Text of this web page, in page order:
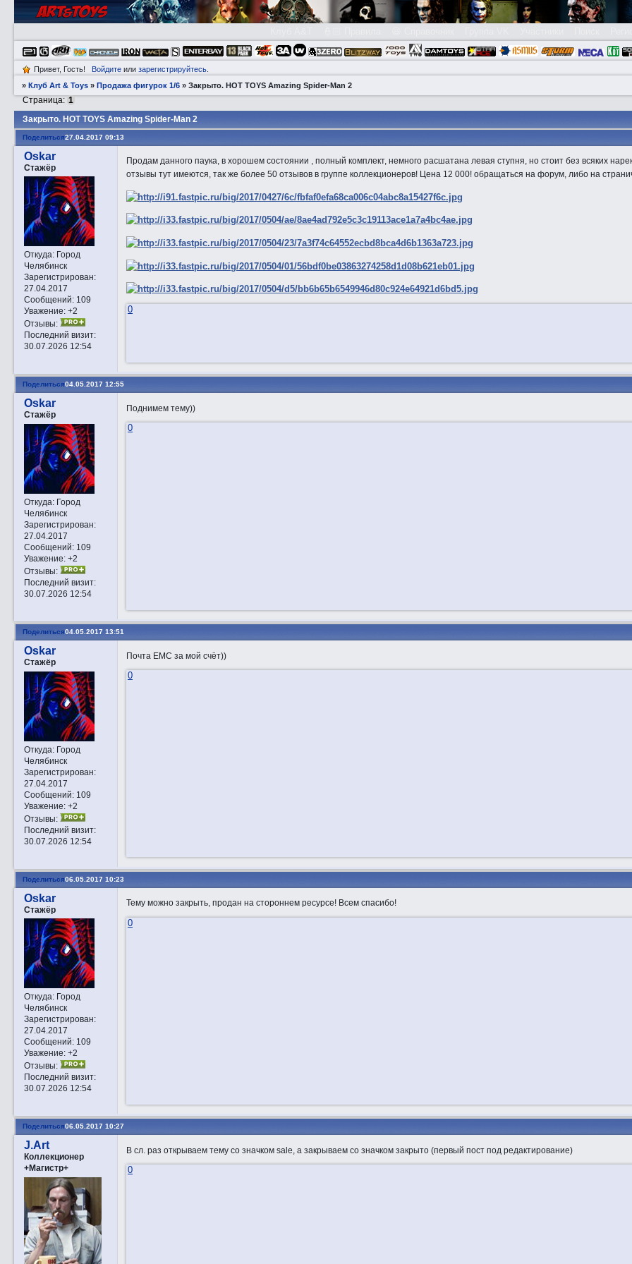
Привет, Гость! Войдитеили зарегистрируйтесь.
»Клуб Art & Toys »Продажа фигурок 1/6 »Закрытo. HOT TOYS Amazing Spider-Man 2
Закрытo. HOT TOYS Amazing Spider-Man 2
Страница: 1
Поделиться27.04.2017 09:13
Oskar
Стажёр
Откуда:Город
Челябинск
Зарегистрирован:
27.04.2017
Сообщений:109
Уважение: +2
Отзывы:
Последний визит:
30.07.2026 12:54
Продам данного паука, в хорошем состоянии , полный комплект, немного расшатана левая ступня, но стоит без всяких
отзывы тут имеются, так же более 50 отзывов в группе коллекционеров! Цена 12 000! обращаться на форум, либо на
0
Поделиться04.05.2017 12:55
Oskar
Стажёр
Откуда:Город
Челябинск
Зарегистрирован:
27.04.2017
Сообщений:109
Уважение: +2
Отзывы:
Последний визит:
30.07.2026 12:54
Поднимем тему))
0
Поделиться04.05.2017 13:51
Oskar
Стажёр
Откуда:Город
Челябинск
Зарегистрирован:
27.04.2017
Сообщений:109
Уважение: +2
Отзывы:
Последний визит:
30.07.2026 12:54
Почта ЕМС за мой счёт))
0
Поделиться06.05.2017 10:23
Oskar
Стажёр
Откуда:Город
Челябинск
Зарегистрирован:
27.04.2017
Сообщений:109
Уважение: +2
Отзывы:
Последний визит:
30.07.2026 12:54
Тему можно закрыть, продан на стороннем ресурсе! Всем спасибо!
0
Поделиться06.05.2017 10:27
J.Art
Коллекционер
+Магистр+
В сл. раз открываем тему со значком sale, а закрываем со значком закрыто (первый пост под редактирование)
0